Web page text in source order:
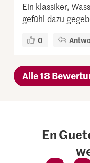
Ein klassiker,
gefühl dazu
0
Alle 18
En